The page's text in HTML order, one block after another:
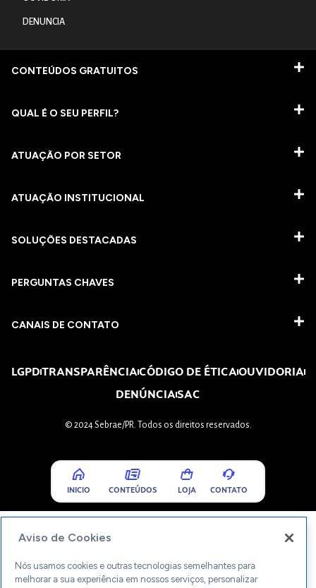
DENUNCIA
CONTEÚDOS GRATUITOS
QUAL É O SEU PERFIL?
ATUAÇÃO POR SETOR
ATUAÇÃO INSTITUCIONAL
SOLUÇÕES DESTACADAS
PERGUNTAS CHAVES​
CANAIS DE CONTATO
LGPDTRANSPARÊNCIACÓDIGO DE ÉTICAOUVIDORIA
DENÚNCIASAC
© 2024 Sebrae/PR. Todos os direitos reservados.
INICIO CONTEÚDOS LOJA CONTATO
Aviso de Cookies
Nós usamos cookies e outras tecnologias semelhantes para
melhorar a sua experiência em nossos serviços, personalizar